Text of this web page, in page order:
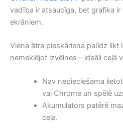
vadība ir atsaucīga, bet grafika
ekrāniem.
Viena ātra pieskāriena palīdz likt
nemeklējot izvēlnes—ideāli ceļā
Nav nepieciešama
vai Chrome un spēlē
Akumulators patērē
ceļa.